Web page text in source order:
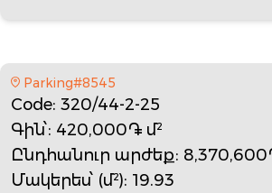
Parking#8545
Code: 320/44-2-25
Գին՝: 420,000֏ մ²
Ընդհանուր արժեք:
Մակերես՝ (մ²): 19.93